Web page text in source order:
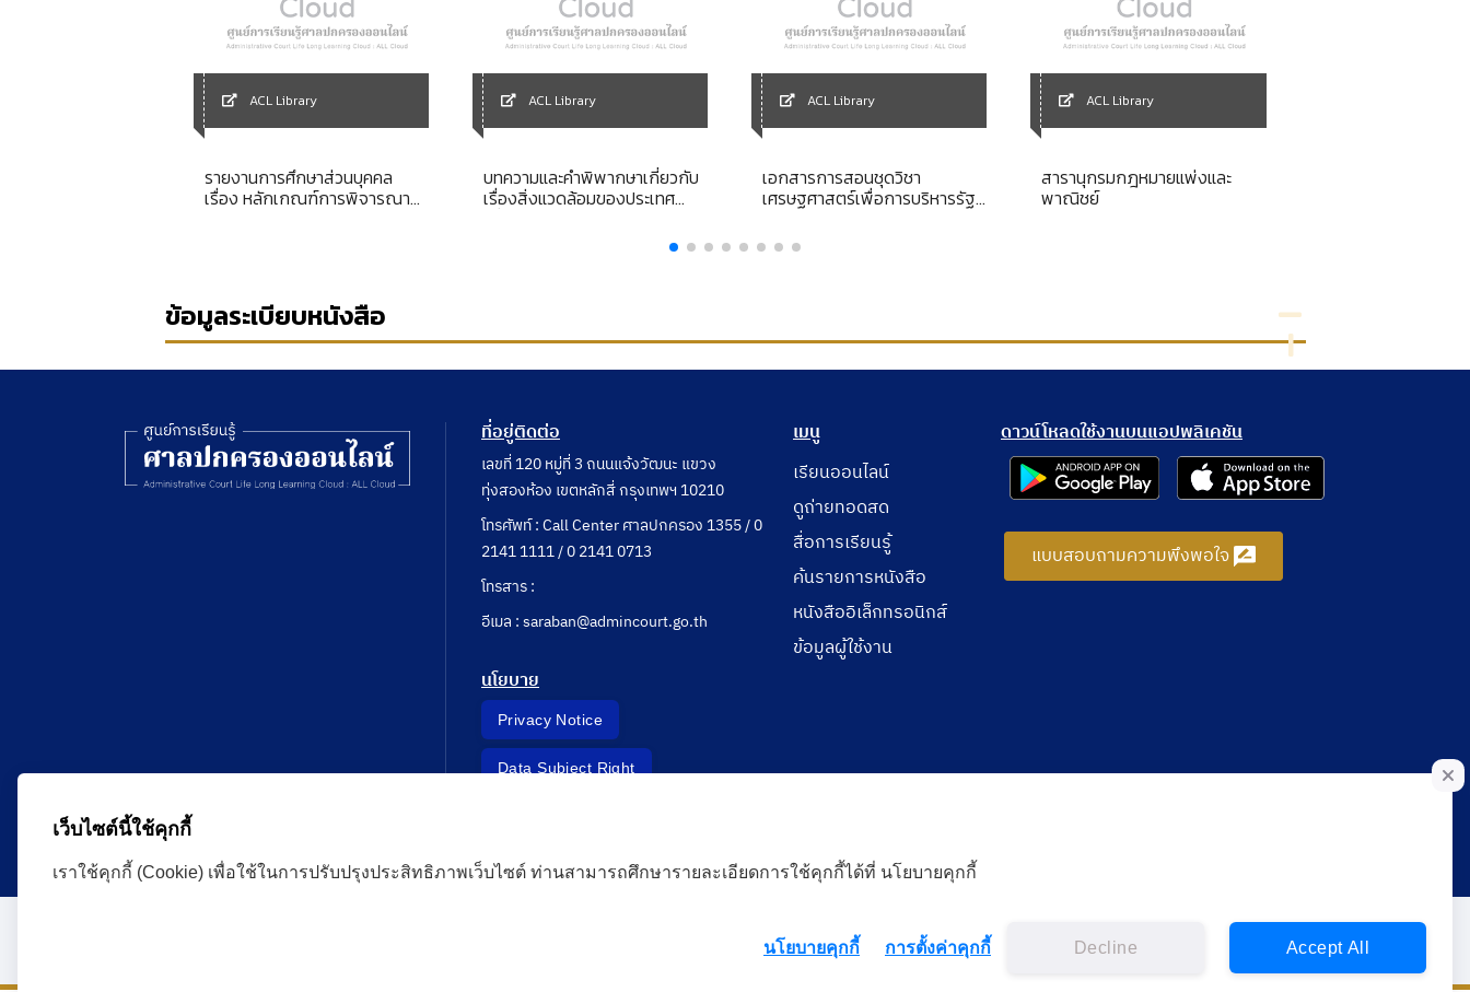
ACL Library
รายงานการศึกษาส่วนบุคคล
เรื่อง หลักเกณฑ์การพิจารณา
ACL Library
บทความและคำพิพากษาเกี่ยวกับ
เรื่องสิ่งแวดล้อมของประเทศ
ACL Library
เอกสารการสอนชุดวิชา
เศรษฐศาสตร์เพื่อการบริหารรัฐ
ACL Library
สารานุกรมกฎหมายแพ่งและ
พาณิชย์
ข้อมูลระเบียบหนังสือ
ที่อยู่ติดต่อ
เลขที่ 120 หมู่ที่ 3 ถนนแจ้งวัฒนะ แขวง
ทุ่งสองห้อง เขตหลักสี่ กรุงเทพฯ 10210
โทรศัพท์ : Call Center ศาลปกครอง 1355 / 0
2141 1111 / 0 2141 0713
โทรสาร :
อีเมล : saraban@admincourt.go.th
นโยบาย
Privacy Notice
Data Subject Right
เมนู
เรียนออนไลน์
ดูถ่ายทอดสด
สื่อการเรียนรู้
ค้นรายการหนังสือ
หนังสืออิเล็กทรอนิกส์
ข้อมูลผู้ใช้งาน
ดาวน์โหลดใช้งานบนแอปพลิเคชัน
แบบสอบถามความพึงพอใจ
เว็บไซต์นี้ใช้คุกกี้
เราใช้คุกกี้ (Cookie) เพื่อใช้ในการปรับปรุงประสิทธิภาพเว็บไซต์ ท่านสามารถศึกษารายละเอียดการใช้คุกกี้ได้ที่ นโยบายคุกกี้
นโยบายคุกกี้ การตั้งค่าคุกกี้ Decline Accept All